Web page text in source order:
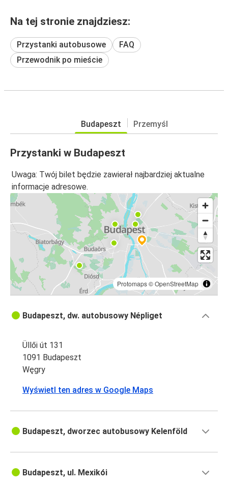
Na tej stronie znajdziesz:
Przystanki autobusowe
FAQ
Przewodnik po mieście
Budapeszt Przemyśl
Przystanki w Budapeszt
Uwaga: Twój bilet będzie zawierał najbardziej aktualne
informacje adresowe.
Protomaps©OpenStreetMap
Budapeszt, dw. autobusowy Népliget
Üllői út 131
1091 Budapeszt
Węgry
Wyświetl ten adres w Google Maps
Budapeszt, dworzec autobusowy Kelenföld
Budapeszt, ul. Mexikói